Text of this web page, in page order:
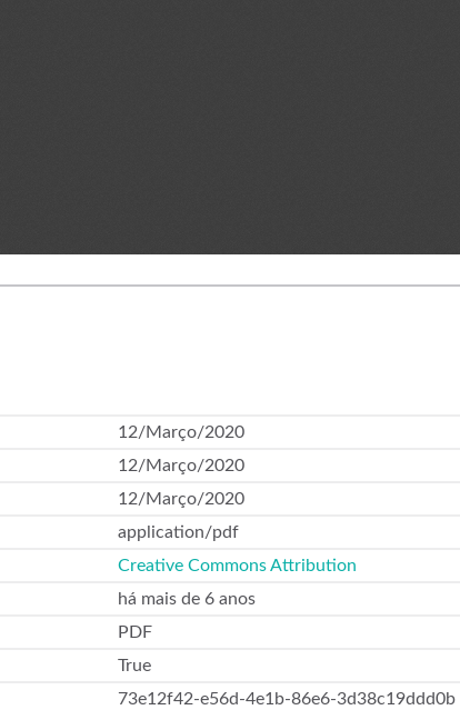
12/Março/2020
12/Março/2020
12/Março/2020
application/pdf
Creative Commons Attribution
há mais de 6 anos
PDF
True
73e12f42-e56d-4e1b-86e6-3d38c19ddd0b